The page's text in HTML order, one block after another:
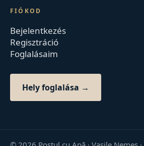
FIÓKOD
Bejelentkezés
Regisztráció
Foglalásaim
Hely foglalása →